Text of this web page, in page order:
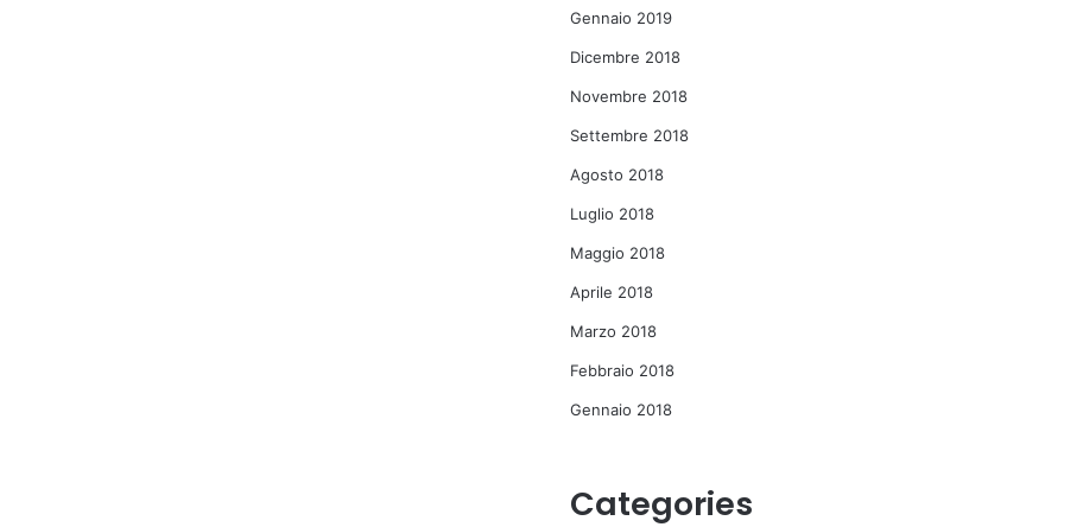
Gennaio 2019
Dicembre 2018
Novembre 2018
Settembre 2018
Agosto 2018
Luglio 2018
Maggio 2018
Aprile 2018
Marzo 2018
Febbraio 2018
Gennaio 2018
Categories